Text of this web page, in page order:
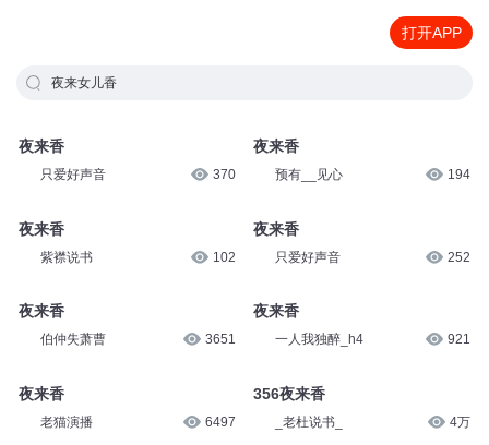
打开APP
夜来女儿香
夜来香
只爱好声音 370
夜来香
紫襟说书 102
夜来香
伯仲失萧曹 3651
夜来香
老猫演播 6497
夜来香
预有__见心 194
夜来香
只爱好声音 252
夜来香
一人我独醉_h4 921
356夜来香
_老杜说书_ 4万